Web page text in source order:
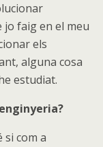
jo faig en el meu
els
alguna cosa
estudiat.
si com a